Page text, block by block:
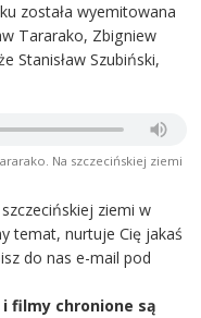
została wyemitowana
Tararako, Zbigniew
Stanisław Szubiński,
Na szczecińskiej ziemi
ziemi w
temat, nurtuje Cię jakaś
do nas e-mail pod
filmy chronione są